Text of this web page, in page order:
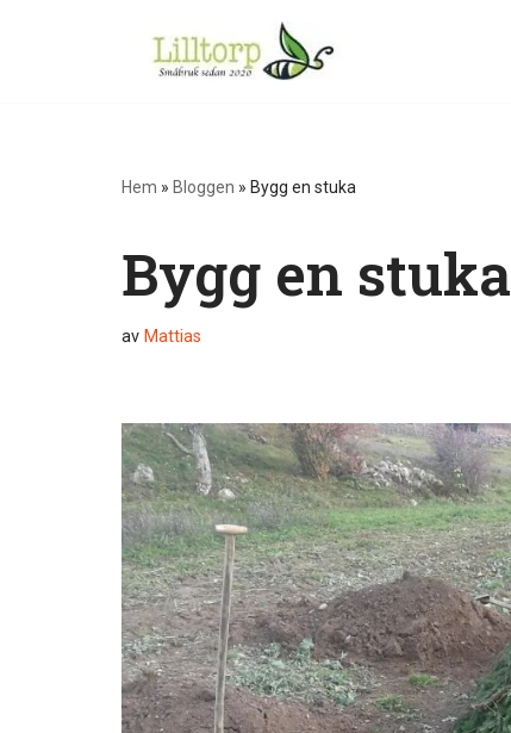
Hem » Bloggen » Bygg en stuka
Bygg en stuka
av Mattias